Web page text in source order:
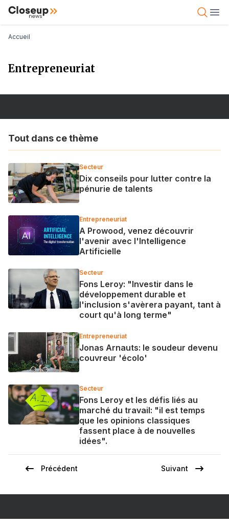
Aller
Close Up News
Open
Fil d'Ariane
Accueil
Entrepreneuriat
Tout dans ce thème
Secteur
Dix conseils pour lutter contre la
pénurie de talents
Entrepreneuriat
A Prowood, venez découvrir
l'avenir avec l'Intelligence
Artificielle
Secteur
Fons Leroy: "Investir dans le
développement durable et
l'inclusion s'avèrera payant, tant à
court qu'à long terme"
Entrepreneuriat
Jonas Arnauts: le soudeur devenu
couvreur 'écolo'
Secteur
Fons Leroy et les défis liés au
marché du travail: "il est temps
que les opinions classiques
fassent place à de nouvelles
idées".
Pagination
Page
Précédent
Page
Suivant